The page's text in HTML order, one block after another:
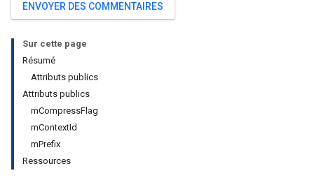
ENVOYER DES COMMENTAIRES
Sur cette page
Résumé
Attributs publics
Attributs publics
mCompressFlag
mContextId
mPrefix
Ressources